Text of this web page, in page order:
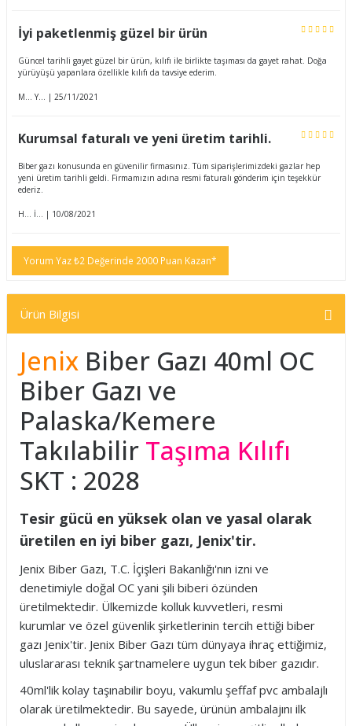
İyi paketlenmiş güzel bir ürün
Güncel tarihli gayet güzel bir ürün, kılıfı ile birlikte taşıması da gayet rahat. Doğa
yürüyüşü yapanlara özellikle kılıfı da tavsiye ederim.
M... Y... | 25/11/2021
Kurumsal faturalı ve yeni üretim tarihli.
Biber gazı konusunda en güvenilir firmasınız. Tüm siparişlerimizdeki gazlar hep
yeni üretim tarihli geldi. Firmamızın adına resmi faturalı gönderim için teşekkür
ederiz.
H... İ... | 10/08/2021
Yorum Yaz ₺2 Değerinde 2000 Puan Kazan*
Ürün Bilgisi
Jenix Biber Gazı 40ml OC
Biber Gazı ve
Palaska/Kemere
Takılabilir Taşıma Kılıfı
SKT : 2028
Tesir gücü en yüksek olan ve yasal olarak
üretilen en iyi biber gazı, Jenix'tir.
Jenix Biber Gazı, T.C. İçişleri Bakanlığı'nın izni ve
denetimiyle doğal OC yani şili biberi özünden
üretilmektedir. Ülkemizde kolluk kuvvetleri, resmi
kurumlar ve özel güvenlik şirketlerinin tercih ettiği biber
gazı Jenix'tir. Jenix Biber Gazı tüm dünyaya ihraç ettiğimiz,
uluslararası teknik şartnamelere uygun tek biber gazıdır.
40ml'lik kolay taşınabilir boyu, vakumlu şeffaf pvc ambalajlı
olarak üretilmektedir. Bu sayede, ürünün ambalajını ilk